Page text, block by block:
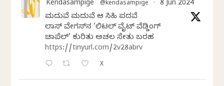
Kendasampige @kendasampige · 8 Jun 2024
ಮದುವೆ ಮದುವೆ ಆ ಸಿಹಿ ಪದವೆ
ಲಾಸ್‌ ವೇಗಸ್‌ನ ‘ಲಿಟಲ್ ವೈಟ್ ವೆಡ್ಡಿಂಗ್
ಚಾಪೆಲ್’ ಕುರಿತು ಅಚಲ ಸೇತು ಬರಹ
https://tinyurl.com/2v28abrv
X